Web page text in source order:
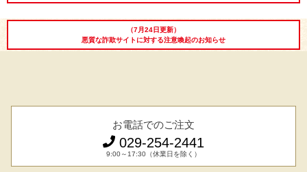
（7月24日更新）
悪質な詐欺サイトに対する注意喚起のお知らせ
お電話でのご注文
029-254-2441
9:00～17:30（休業日を除く）